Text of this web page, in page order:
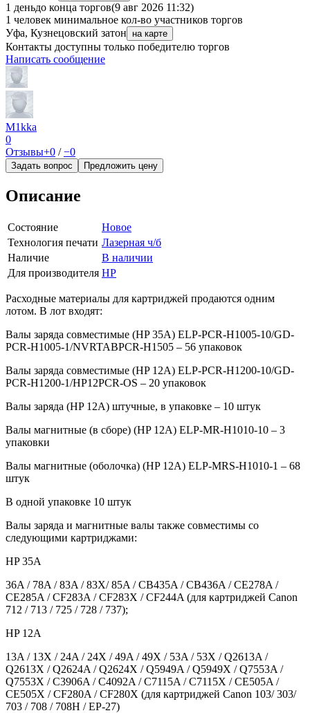
1 деньдо конца торгов(9 авг 2026 11:32)
1 человек минимальное кол-во участников торгов
Уфа, Кузнецовский затон
на карте
Контакты доступны только победителю торгов
Написать сообщение
M1kka
0
Отзывы+0 /−0
Задать вопрос Предложить цену
Описание
Состояние
Новое
Технология печати Лазерная ч/б
Наличие
В наличии
Для производителя HP
Расходные материалы для картриджей продаются одним
лотом. В лот входят:
Валы заряда совместимые (HP 35A) ELP-PCR-H1005-10/GD-
PCR-H1005-1/NVRTABPCR-H1505 – 56 упаковок
Валы заряда совместимые (HP 12A) ELP-PCR-H1200-10/GD-
PCR-H1200-1/HP12PCR-OS – 20 упаковок
Валы заряда (HP 12A) штучные, в упаковке – 10 штук
Валы магнитные (в сборе) (HP 12A) ELP-MR-H1010-10 – 3
упаковки
Валы магнитные (оболочка) (HP 12A) ELP-MRS-H1010-1 – 68
штук
В одной упаковке 10 штук
Валы заряда и магнитные валы также совместимы со
следующими картриджами:
HP 35A
36A / 78A / 83A / 83X/ 85A / CB435A / CB436A / CE278A /
CE285A / CF283A / CF283X / CF244A (для картриджей Canon
712 / 713 / 725 / 728 / 737);
HP 12A
13A / 13X / 24A / 24X / 49A / 49X / 53A / 53X / Q2613A /
Q2613X / Q2624A / Q2624X / Q5949A / Q5949X / Q7553A /
Q7553X / C3906A / C4092A / C7115A / C7115X / CE505A /
CE505X / CF280A / CF280X (для картриджей Canon 103/ 303/
703 / 708 / 708H / EP-27)